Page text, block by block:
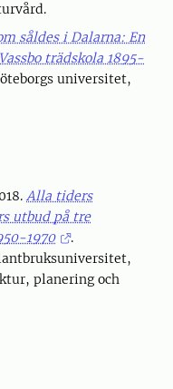
såldes i Dalarna: En
trädskola 1895-
universitet,
Alla tiders
utbud på tre
1970
.
planering och